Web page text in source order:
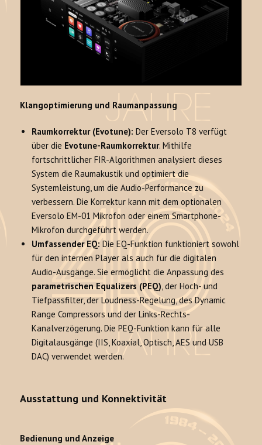
Klangoptimierung und Raumanpassung
Raumkorrektur (Evotune): Der Eversolo T8 verfügt
über die Evotune-Raumkorrektur. Mithilfe
fortschrittlicher FIR-Algorithmen analysiert dieses
System die Raumakustik und optimiert die
Systemleistung, um die Audio-Performance zu
verbessern. Die Korrektur kann mit dem optionalen
Eversolo EM-01 Mikrofon oder einem Smartphone-
Mikrofon durchgeführt werden.
Umfassender EQ: Die EQ-Funktion funktioniert sowohl
für den internen Player als auch für die digitalen
Audio-Ausgänge. Sie ermöglicht die Anpassung des
parametrischen Equalizers (PEQ), der Hoch- und
Tiefpassfilter, der Loudness-Regelung, des Dynamic
Range Compressors und der Links-Rechts-
Kanalverzögerung. Die PEQ-Funktion kann für alle
Digitalausgänge (IIS, Koaxial, Optisch, AES und USB
DAC) verwendet werden.
Ausstattung und Konnektivität
Bedienung und Anzeige